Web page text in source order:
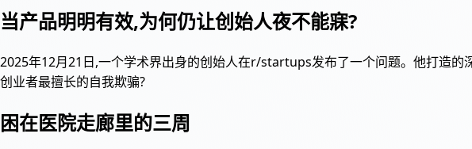
当产品明明有效,为何仍让创始人夜不能寐?
2025年12月21日,一个学术界出身的创始人在r/startups发布了一个问题。他打造
创业者最擅长的自我欺骗?
困在医院走廊里的三周